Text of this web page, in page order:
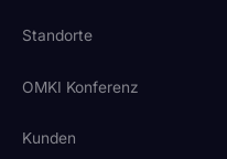
Standorte
OMKI Konferenz
Kunden